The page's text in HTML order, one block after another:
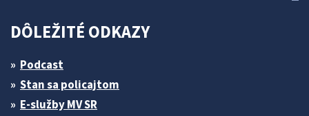
DÔLEŽITÉ ODKAZY
Podcast
Stan sa policajtom
E-služby MV SR